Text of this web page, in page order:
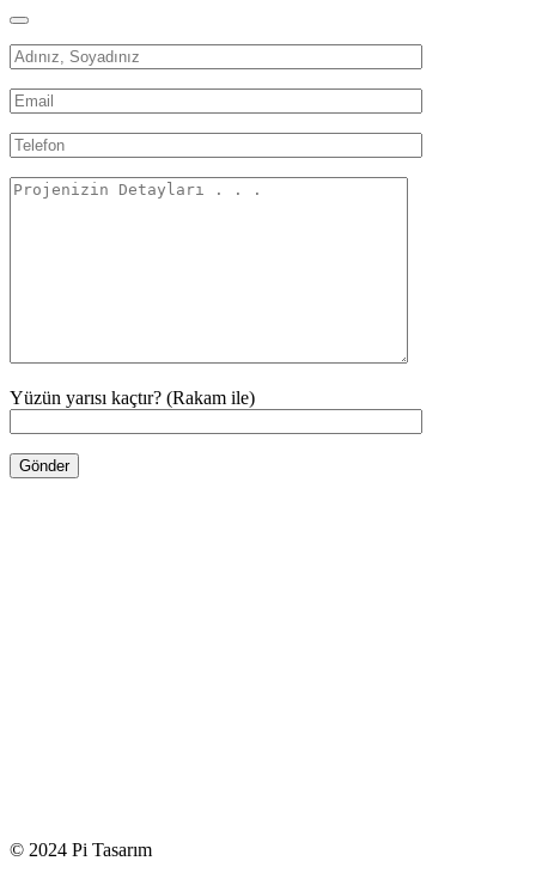
Yüzün yarısı kaçtır? (Rakam ile)
© 2024 Pi Tasarım